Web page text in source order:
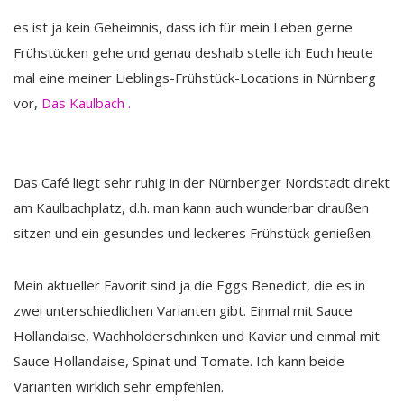
es ist ja kein Geheimnis, dass ich für mein Leben gerne
Frühstücken gehe und genau deshalb stelle ich Euch heute
mal eine meiner Lieblings-Frühstück-Locations in Nürnberg
vor, Das Kaulbach .
Das Café liegt sehr ruhig in der Nürnberger Nordstadt direkt
am Kaulbachplatz, d.h. man kann auch wunderbar draußen
sitzen und ein gesundes und leckeres Frühstück genießen.
Mein aktueller Favorit sind ja die Eggs Benedict, die es in
zwei unterschiedlichen Varianten gibt. Einmal mit Sauce
Hollandaise, Wachholderschinken und Kaviar und einmal mit
Sauce Hollandaise, Spinat und Tomate. Ich kann beide
Varianten wirklich sehr empfehlen.